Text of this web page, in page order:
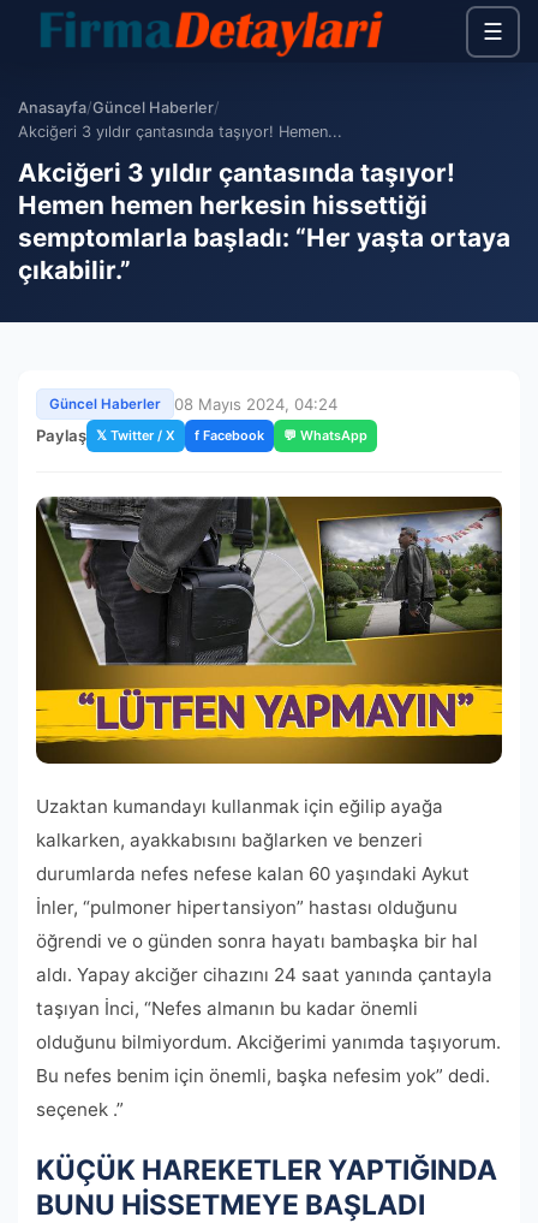
☰
Anasayfa/Güncel Haberler/
Akciğeri 3 yıldır çantasında taşıyor! Hemen...
Akciğeri 3 yıldır çantasında taşıyor!
Hemen hemen herkesin hissettiği
semptomlarla başladı: “Her yaşta ortaya
çıkabilir.”
Güncel Haberler
08 Mayıs 2024, 04:24
Paylaş 𝕏 Twitter / X f Facebook 💬 WhatsApp
Uzaktan kumandayı kullanmak için eğilip ayağa
kalkarken, ayakkabısını bağlarken ve benzeri
durumlarda nefes nefese kalan 60 yaşındaki Aykut
İnler, “pulmoner hipertansiyon” hastası olduğunu
öğrendi ve o günden sonra hayatı bambaşka bir hal
aldı. Yapay akciğer cihazını 24 saat yanında çantayla
taşıyan İnci, “Nefes almanın bu kadar önemli
olduğunu bilmiyordum. Akciğerimi yanımda taşıyorum.
Bu nefes benim için önemli, başka nefesim yok” dedi.
seçenek .”
KÜÇÜK HAREKETLER YAPTIĞINDA
BUNU HİSSETMEYE BAŞLADI